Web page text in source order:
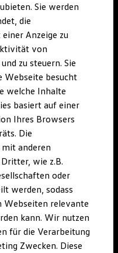
Produkte
Elektrofahrzeuge
für Privatkunden
Sie werden
die
Anzeige zu
von
zu steuern. Sie
Webseite besucht
welche Inhalte
basiert auf einer
Ihres Browsers
Die
anderen
wie z.B.
oder
werden, sodass
Webseiten relevante
kann. Wir nutzen
für die Verarbeitung
Zwecken. Diese